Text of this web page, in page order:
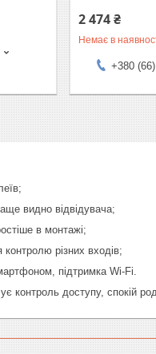
2 474 ₴
Немає в
+380
видно відвідувача;
в монтажі;
контролю різних входів;
підтримка Wi‑Fi.
доступу, спокій